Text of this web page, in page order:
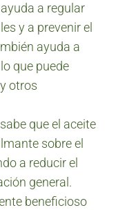
a regular
y a prevenir el
ayuda a
que puede
otros
que el aceite
sobre el
a reducir el
general.
beneficioso